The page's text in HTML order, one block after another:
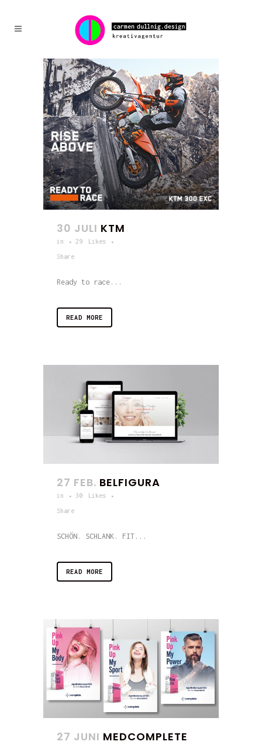
30 JULI KTM
in 29 Likes
Share
Ready to race...
READ MORE
27 FEB. BELFIGURA
in 30 Likes
Share
SCHÖN. SCHLANK. FIT...
READ MORE
27 JUNI MEDCOMPLETE